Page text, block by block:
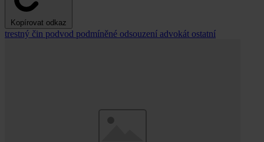
Kopírovat odkaz
trestný čin podvod podmíněné odsouzení advokát ostatní